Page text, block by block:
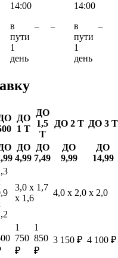
14:00
в
пути
1
день
− −
14:00
в
пути
1
день
−
ДО
1 Т
ДО
1,5
Т
ДО 2 Т ДО 3 Т
ДО
4,99
ДО
7,49
ДО
9,99
ДО
14,99
3,0 х 1,7
х 1,6
4,0 х 2,0 х 2,0
1
750
₽
1
850
₽
3 150 ₽ 4 100 ₽